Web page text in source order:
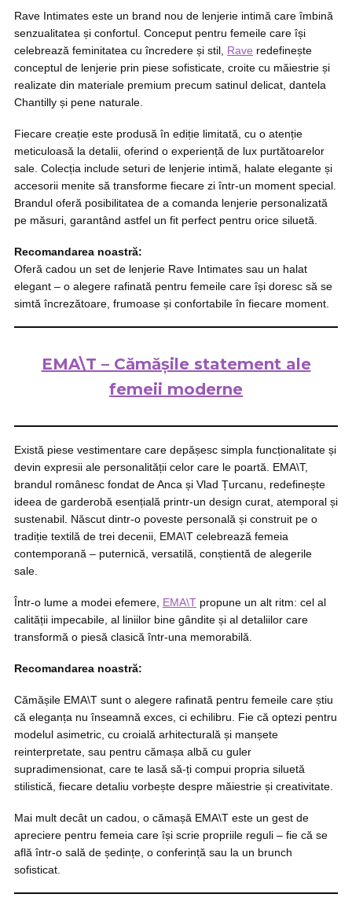
Rave Intimates este un brand nou de lenjerie intimă care îmbină
senzualitatea și confortul. Conceput pentru femeile care își
celebrează feminitatea cu încredere și stil, Rave redefinește
conceptul de lenjerie prin piese sofisticate, croite cu măiestrie și
realizate din materiale premium precum satinul delicat, dantela
Chantilly și pene naturale.
Fiecare creație este produsă în ediție limitată, cu o atenție
meticuloasă la detalii, oferind o experiență de lux purtătoarelor
sale. Colecția include seturi de lenjerie intimă, halate elegante și
accesorii menite să transforme fiecare zi într-un moment special.
Brandul oferă posibilitatea de a comanda lenjerie personalizată
pe măsuri, garantând astfel un fit perfect pentru orice siluetă.
Recomandarea noastră:
Oferă cadou un set de lenjerie Rave Intimates sau un halat
elegant – o alegere rafinată pentru femeile care își doresc să se
simtă încrezătoare, frumoase și confortabile în fiecare moment.
EMA\T – Cămășile statement ale
femeii moderne
Există piese vestimentare care depășesc simpla funcționalitate și
devin expresii ale personalității celor care le poartă. EMA\T,
brandul românesc fondat de Anca și Vlad Țurcanu, redefinește
ideea de garderobă esențială printr-un design curat, atemporal și
sustenabil. Născut dintr-o poveste personală și construit pe o
tradiție textilă de trei decenii, EMA\T celebrează femeia
contemporană – puternică, versatilă, conștientă de alegerile
sale.
Într-o lume a modei efemere, EMA\T propune un alt ritm: cel al
calității impecabile, al liniilor bine gândite și al detaliilor care
transformă o piesă clasică într-una memorabilă.
Recomandarea noastră:
Cămășile EMA\T sunt o alegere rafinată pentru femeile care știu
că eleganța nu înseamnă exces, ci echilibru. Fie că optezi pentru
modelul asimetric, cu croială arhitecturală și manșete
reinterpretate, sau pentru cămașa albă cu guler
supradimensionat, care te lasă să-ți compui propria siluetă
stilistică, fiecare detaliu vorbește despre măiestrie și creativitate.
Mai mult decât un cadou, o cămașă EMA\T este un gest de
apreciere pentru femeia care își scrie propriile reguli – fie că se
află într-o sală de ședințe, o conferință sau la un brunch
sofisticat.